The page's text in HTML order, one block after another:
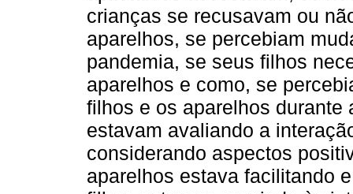
crianças se recusavam ou
aparelhos, se percebiam
pandemia, se seus filhos
aparelhos e como, se
filhos e os aparelhos durante
estavam avaliando a
considerando aspectos
aparelhos estava facilitando